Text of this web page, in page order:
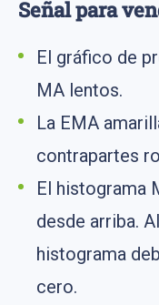
Señal para
El gráfico de
MA lentos.
La EMA
contrapartes
El histograma
desde arriba.
histograma
cero.